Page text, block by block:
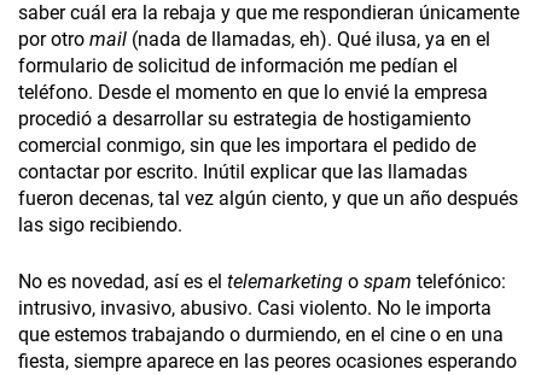
saber cuál era la rebaja y que me respondieran únicamente
por otro mail (nada de llamadas, eh). Qué ilusa, ya en el
formulario de solicitud de información me pedían el
teléfono. Desde el momento en que lo envié la empresa
procedió a desarrollar su estrategia de hostigamiento
comercial conmigo, sin que les importara el pedido de
contactar por escrito. Inútil explicar que las llamadas
fueron decenas, tal vez algún ciento, y que un año después
las sigo recibiendo.
No es novedad, así es el telemarketing o spam telefónico:
intrusivo, invasivo, abusivo. Casi violento. No le importa
que estemos trabajando o durmiendo, en el cine o en una
fiesta, siempre aparece en las peores ocasiones esperando